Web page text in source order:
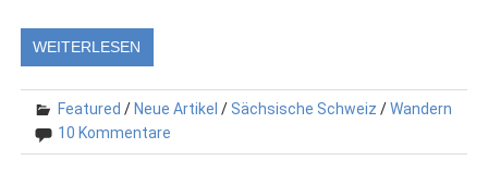
WEITERLESEN
Featured /Neue Artikel / Sächsische Schweiz /Wandern
10 Kommentare